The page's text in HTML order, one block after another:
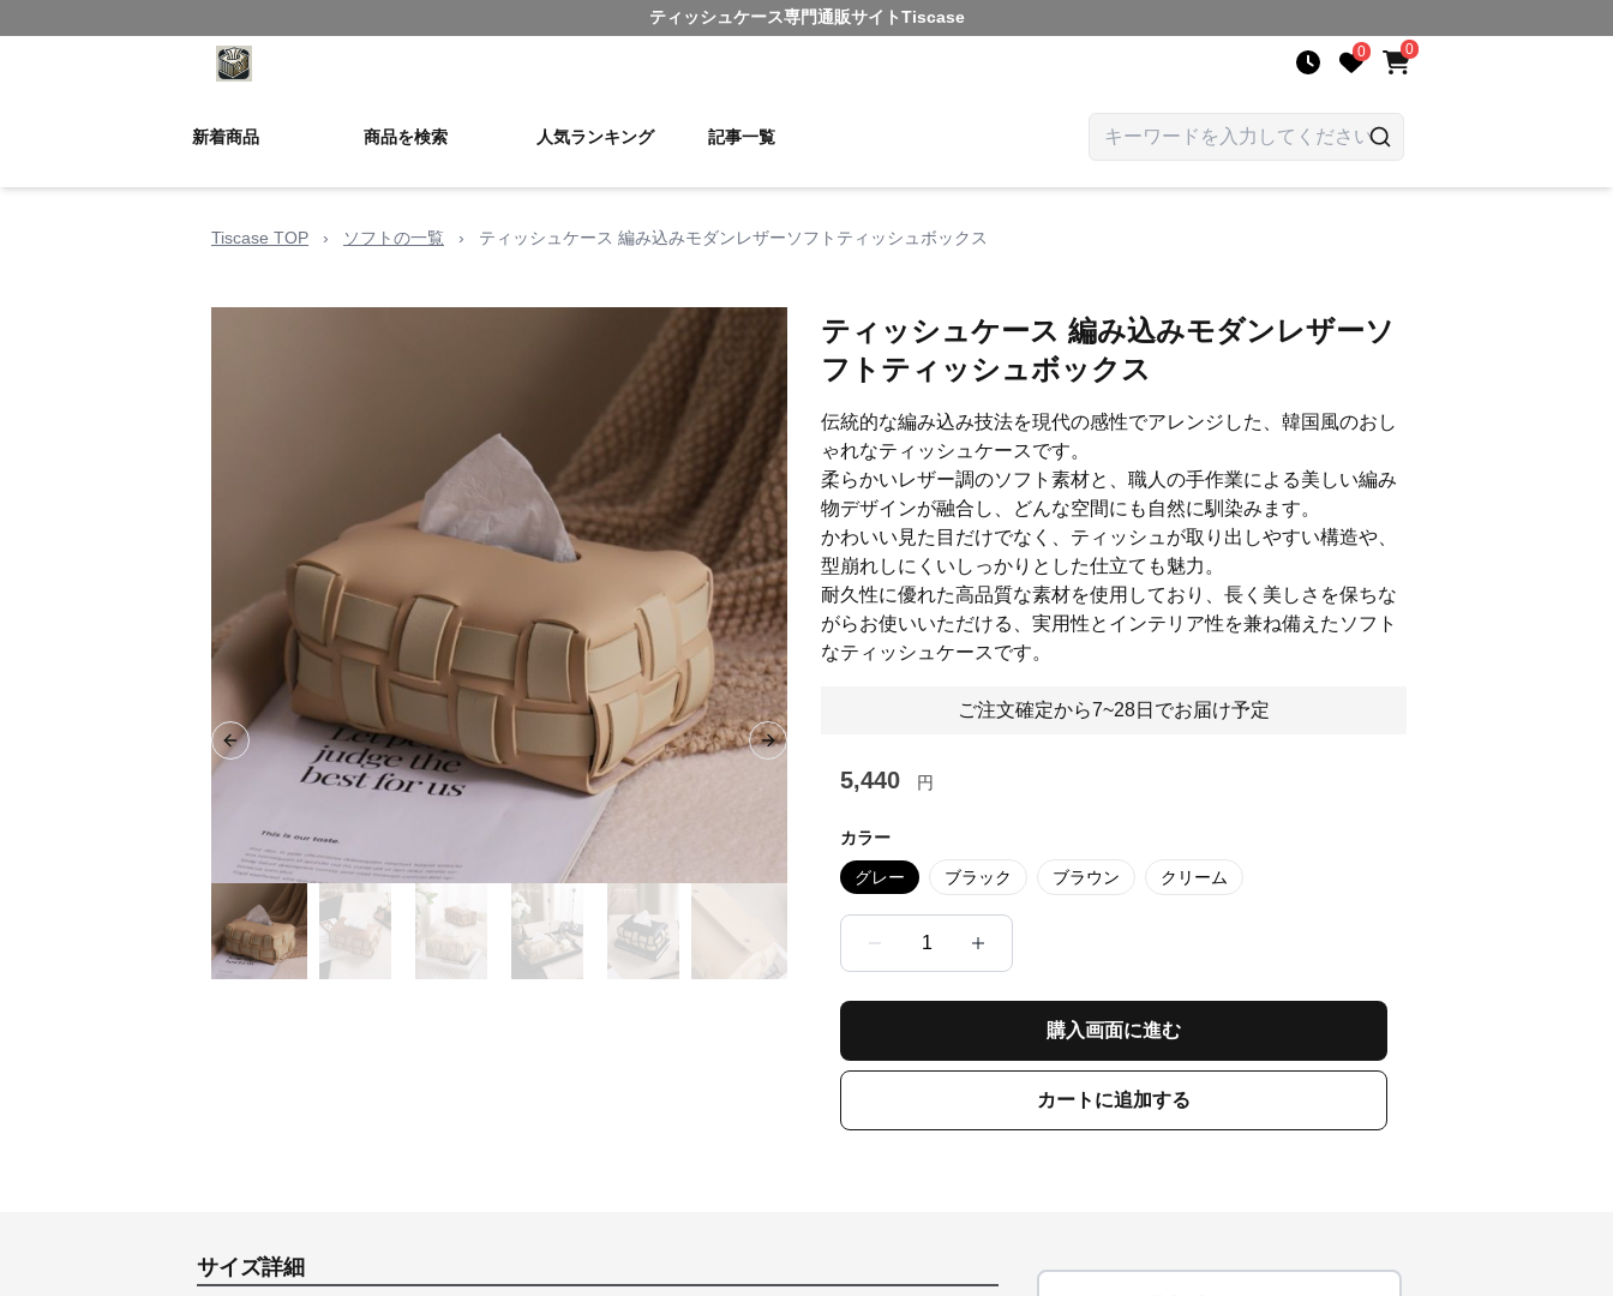
ティッシュケース専門通販サイトTiscase
0 0
新着商品 商品を検索 人気ランキング 記事一覧
Tiscase TOP › ソフトの一覧 › ティッシュケース 編み込みモダンレザーソフトティッシュボックス
Previous slide Next slide
ティッシュケース 編み込みモダンレザーソ
フトティッシュボックス
伝統的な編み込み技法を現代の感性でアレンジした、韓国風のおし
ゃれなティッシュケースです。
柔らかいレザー調のソフト素材と、職人の手作業による美しい編み
物デザインが融合し、どんな空間にも自然に馴染みます。
かわいい見た目だけでなく、ティッシュが取り出しやすい構造や、
型崩れしにくいしっかりとした仕立ても魅力。
耐久性に優れた高品質な素材を使用しており、長く美しさを保ちな
がらお使いいただける、実用性とインテリア性を兼ね備えたソフト
なティッシュケースです。
ご注文確定から7~28日でお届け予定
5,440 円
カラー
グレー ブラック ブラウン クリーム
1
購入画面に進む
カートに追加する
サイズ詳細